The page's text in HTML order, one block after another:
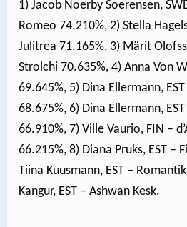
1) Jacob Noerby Soerensen,
Romeo 74.210%, 2) Stella
Julitrea 71.165%, 3) Märit
Strolchi 70.635%, 4) Anna Von
69.645%, 5) Dina Ellermann,
68.675%, 6) Dina Ellermann,
66.910%, 7) Ville Vaurio, FIN –
66.215%, 8) Diana Pruks, EST –
Tiina Kuusmann, EST –
Kangur, EST – Ashwan Kesk.